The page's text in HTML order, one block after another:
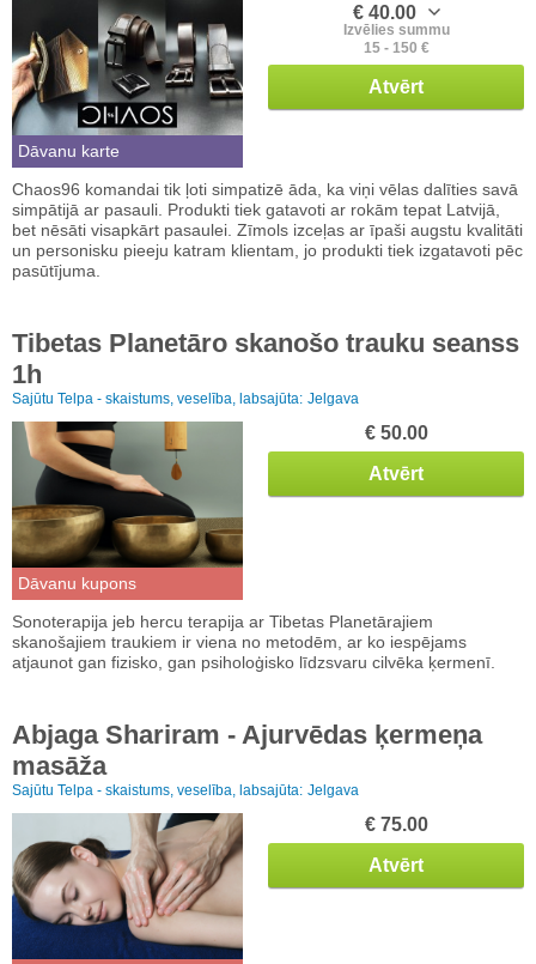
Dāvanu karte
€ 40.00
Izvēlies summu
15 - 150 €
Atvērt
Chaos96 komandai tik ļoti simpatizē āda, ka viņi vēlas dalīties savā
simpātijā ar pasauli. Produkti tiek gatavoti ar rokām tepat Latvijā,
bet nēsāti visapkārt pasaulei. Zīmols izceļas ar īpaši augstu kvalitāti
un personisku pieeju katram klientam, jo produkti tiek izgatavoti pēc
pasūtījuma.
Tibetas Planetāro skanošo trauku seanss
1h
Sajūtu Telpa - skaistums, veselība, labsajūta: Jelgava
Dāvanu kupons
€ 50.00
Atvērt
Sonoterapija jeb hercu terapija ar Tibetas Planetārajiem
skanošajiem traukiem ir viena no metodēm, ar ko iespējams
atjaunot gan fizisko, gan psiholoģisko līdzsvaru cilvēka ķermenī.
Abjaga Shariram - Ajurvēdas ķermeņa
masāža
Sajūtu Telpa - skaistums, veselība, labsajūta: Jelgava
€ 75.00
Atvērt